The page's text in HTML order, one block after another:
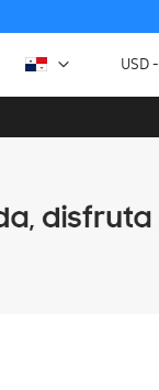
USD -